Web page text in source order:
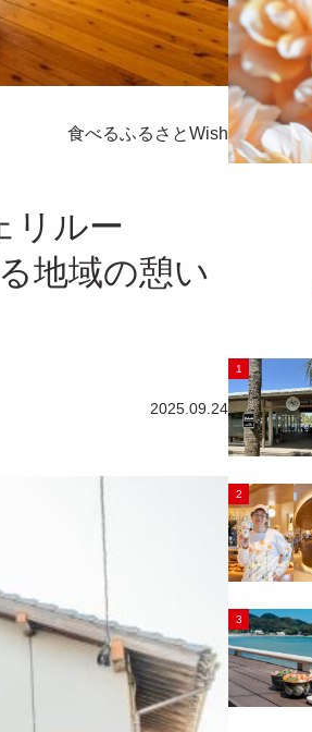
食べるふるさとWish
リルー
地域の憩い
2025.09.24
1
2
3